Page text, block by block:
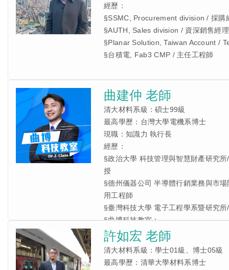
經歷：
§SSMC, Procurement division / 採購
§AUTH, Sales division / 資深銷售經理
§Planar Solution, Taiwan Account /
§台積電, Fab3 CMP / 主任工程師
曲建仲 老師
清大材料系級：碩士99級
最高學歷：台灣大學電機系博士
現職：知識力 執行長
經歷：
§政治大學 科技管理與智慧財產研究
授
§德州儀器公司 半導體行銷業務與市
用工程師
§臺灣科技大學 電子工程學系暨研究
§曲博科技教室：
https://www.youtube.com/ansforce
許如宏 老師
清大材料系級：學士01級、博士05級
最高學歷：清華大學材料系博士